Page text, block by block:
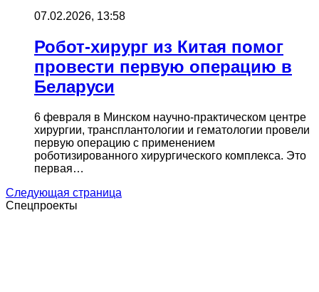
07.02.2026, 13:58
Робот-хирург из Китая помог
провести первую операцию в
Беларуси
6 февраля в Минском научно-практическом центре
хирургии, трансплантологии и гематологии провели
первую операцию с применением
роботизированного хирургического комплекса. Это
первая…
Следующая страница
Спецпроекты